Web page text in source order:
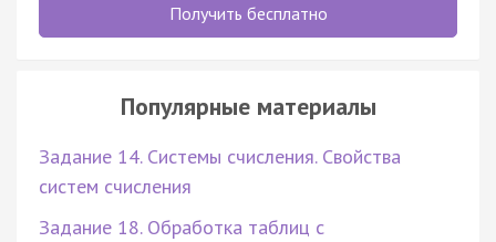
Получить бесплатно
Популярные материалы
Задание 14. Системы счисления. Свойства
систем счисления
Задание 18. Обработка таблиц с